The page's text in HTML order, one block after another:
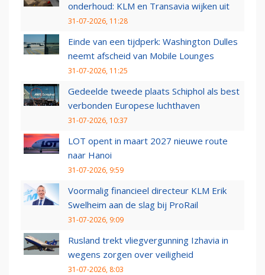
onderhoud: KLM en Transavia wijken uit
31-07-2026, 11:28
Einde van een tijdperk: Washington Dulles
neemt afscheid van Mobile Lounges
31-07-2026, 11:25
Gedeelde tweede plaats Schiphol als best
verbonden Europese luchthaven
31-07-2026, 10:37
LOT opent in maart 2027 nieuwe route
naar Hanoi
31-07-2026, 9:59
Voormalig financieel directeur KLM Erik
Swelheim aan de slag bij ProRail
31-07-2026, 9:09
Rusland trekt vliegvergunning Izhavia in
wegens zorgen over veiligheid
31-07-2026, 8:03